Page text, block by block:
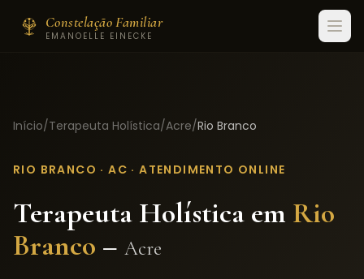
Constelação Familiar
EMANOELLE EINECKE
Início/Terapeuta Holística/Acre/Rio Branco
RIO BRANCO ·AC · ATENDIMENTO ONLINE
Terapeuta Holística em Rio
Branco – Acre